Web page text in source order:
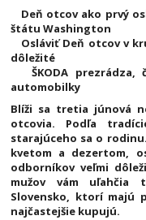
Deň otcov ako prvý
štátu Washington
Osláviť Deň otcov v
dôležité
ŠKODA prezrádza,
automobilky
Blíži sa tretia júnová
otcovia. Podľa
starajúceho sa o
kvetom a dezertom,
odborníkov veľmi
mužov vám uľahčia
Slovensko, ktorí majú
najčastejšie kupujú.